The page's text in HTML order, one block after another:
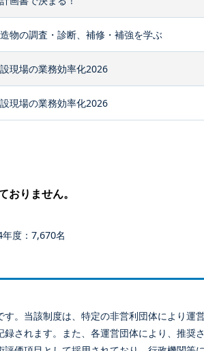
物の調査・診断、補修・補強を学ぶ
現場の業務効率化2026
現場の業務効率化2026
りません。
：7,670名
。当該制度は、特定の非営利団体により運
れます。また、各運営団体により、推奨